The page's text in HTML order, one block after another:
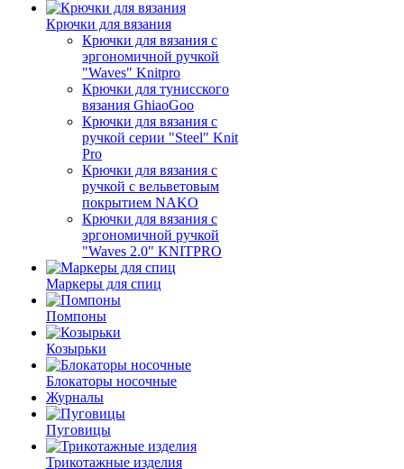
Крючки для вязания
Крючки для вязания с
эргономичной ручкой
"Waves" Knitpro
Крючки для тунисского
вязания GhiaoGoo
Крючки для вязания с
ручкой серии "Steel" Knit
Pro
Крючки для вязания с
ручкой с вельветовым
покрытием NAKO
Крючки для вязания с
эргономичной ручкой
"Waves 2.0" KNITPRO
Маркеры для спиц
Помпоны
Козырьки
Блокаторы носочные
Журналы
Пуговицы
Трикотажные изделия